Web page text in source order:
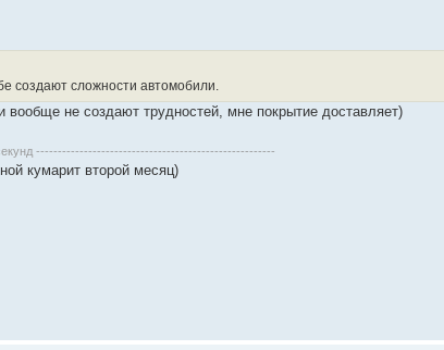
создают сложности автомобили.
вообще не создают трудностей, мне покрытие доставляет)
-------------------------------------------------------
кумарит второй месяц)